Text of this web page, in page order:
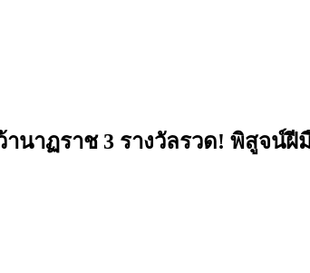
นาฏราช 3 รางวัลรวด! พิสูจน์